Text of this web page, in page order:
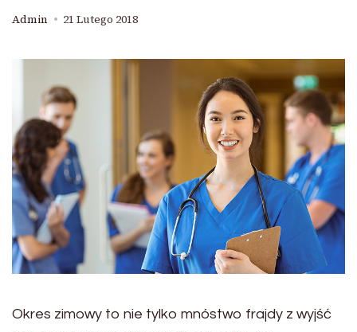
Admin 21 Lutego 2018
Okres zimowy to nie tylko mnóstwo frajdy z wyjść